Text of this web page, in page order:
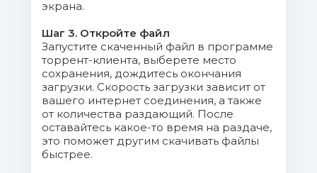
10.Vanessa Mae - Con
Tradanza.mp3 (8.69 Mb)
100.Sarasate - Zigeuner weisen
(Mauriat).mp3 (7.67 Mb)
101.Strauss - Geschichten Aus Dem
экрана.
Шаг 3. Откройте файл
Запустите скаченный файл в программе
торрент-клиента, выберете место
сохранения, дождитесь окончания
загрузки. Скорость загрузки зависит от
вашего интернет соединения, а также
от количества раздающий. После
оставайтесь какое-то время на раздаче,
это поможет другим скачивать файлы
быстрее.